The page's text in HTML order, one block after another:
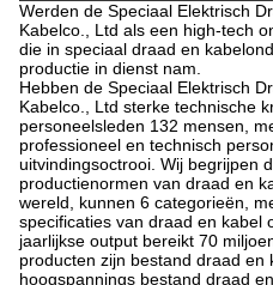
Werden de Speciaal Elektrisch
Kabelco., Ltd als een high-tech
die in speciaal draad en
productie in dienst nam.
Hebben de Speciaal Elektrisch
Kabelco., Ltd sterke technische
personeelsleden 132 mensen,
professioneel en technisch
uitvindingsoctrooi. Wij begrijpen
productienormen van draad en
wereld, kunnen 6 categorieën,
specificaties van draad en kabel
jaarlijkse output bereikt 70
producten zijn bestand draad en
hoogspannings bestand draad